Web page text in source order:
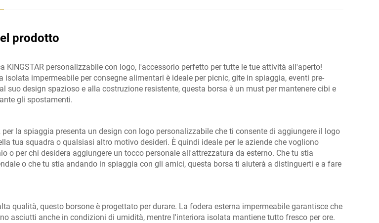
prodotto
KINGSTAR personalizzabile con logo, l'accessorio perfetto per tutte le tue attività all'aperto!
isolata impermeabile per consegne alimentari è ideale per picnic, gite in spiaggia, eventi pre-
suo design spazioso e alla costruzione resistente, questa borsa è un must per mantenere cibi e
gli spostamenti.
per la spiaggia presenta un design con logo personalizzabile che ti consente di aggiungere il logo
tua squadra o qualsiasi altro motivo desideri. È quindi ideale per le aziende che vogliono
o per chi desidera aggiungere un tocco personale all'attrezzatura da esterno. Che tu stia
o che tu stia andando in spiaggia con gli amici, questa borsa ti aiuterà a distinguerti e a fare
qualità, questo borsone è progettato per durare. La fodera esterna impermeabile garantisce che
asciutti anche in condizioni di umidità, mentre l'interiora isolata mantiene tutto fresco per ore.